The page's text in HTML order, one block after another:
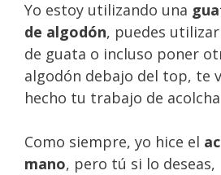
Yo estoy utilizando una
de algodón, puedes
de guata o incluso poner
algodón debajo del top, te
hecho tu trabajo de
Como siempre, yo hice el
mano, pero tú si lo deseas,